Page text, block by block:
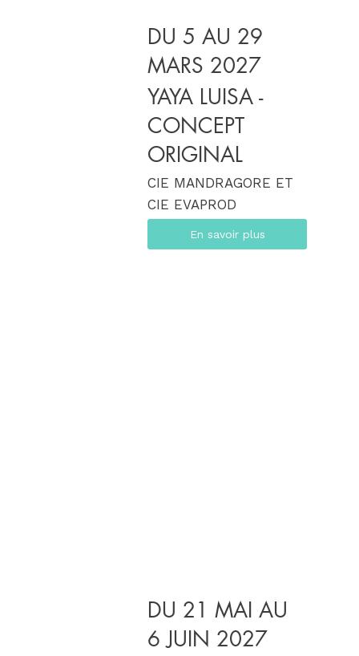
DU 5 AU 29
MARS 2027
YAYA LUISA -
CONCEPT
ORIGINAL
CIE MANDRAGORE ET
CIE EVAPROD
En savoir plus
DU 21 MAI AU
6 JUIN 2027